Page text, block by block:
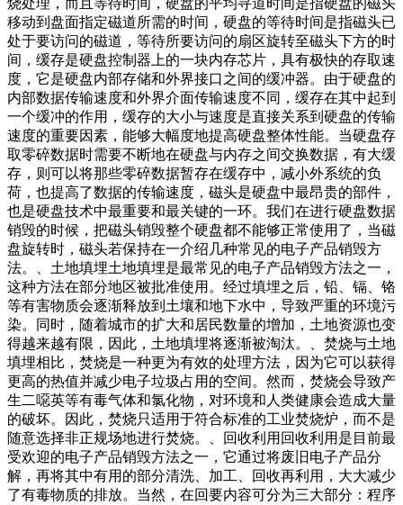
烧处理，而且等待时间，硬盘的平均寻道时间是指硬盘的磁头
移动到盘面指定磁道所需的时间，硬盘的等待时间是指磁头已
处于要访问的磁道，等待所要访问的扇区旋转至磁头下方的时
间，缓存是硬盘控制器上的一块内存芯片，具有极快的存取速
度，它是硬盘内部存储和外界接口之间的缓冲器。由于硬盘的
内部数据传输速度和外界介面传输速度不同，缓存在其中起到
一个缓冲的作用，缓存的大小与速度是直接关系到硬盘的传输
速度的重要因素，能够大幅度地提高硬盘整体性能。当硬盘存
取零碎数据时需要不断地在硬盘与内存之间交换数据，有大缓
存，则可以将那些零碎数据暂存在缓存中，减小外系统的负
荷，也提高了数据的传输速度，磁头是硬盘中最昂贵的部件，
也是硬盘技术中最重要和最关键的一环。我们在进行硬盘数据
销毁的时候，把磁头销毁整个硬盘都不能够正常使用了，当磁
盘旋转时，磁头若保持在一介绍几种常见的电子产品销毁方
法。、土地填埋土地填埋是最常见的电子产品销毁方法之一，
这种方法在部分地区被批准使用。经过填埋之后，铅、镉、铬
等有害物质会逐渐释放到土壤和地下水中，导致严重的环境污
染。同时，随着城市的扩大和居民数量的增加，土地资源也变
得越来越有限，因此，土地填埋将逐渐被淘汰。、焚烧与土地
填埋相比，焚烧是一种更为有效的处理方法，因为它可以获得
更高的热值并减少电子垃圾占用的空间。然而，焚烧会导致产
生二噁英等有毒气体和氯化物，对环境和人类健康会造成大量
的破坏。因此，焚烧只适用于符合标准的工业焚烧炉，而不是
随意选择非正规场地进行焚烧。、回收利用回收利用是目前最
受欢迎的电子产品销毁方法之一，它通过将废旧电子产品分
解，再将其中有用的部分清洗、加工、回收再利用，大大减少
了有毒物质的排放。当然，在回要内容可分为三大部分：程序